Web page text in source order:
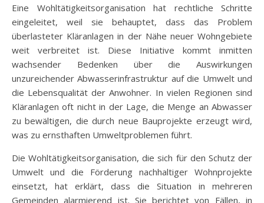
Eine Wohltätigkeitsorganisation hat rechtliche Schritte
eingeleitet, weil sie behauptet, dass das Problem
überlasteter Kläranlagen in der Nähe neuer Wohngebiete
weit verbreitet ist. Diese Initiative kommt inmitten
wachsender Bedenken über die Auswirkungen
unzureichender Abwasserinfrastruktur auf die Umwelt und
die Lebensqualität der Anwohner. In vielen Regionen sind
Kläranlagen oft nicht in der Lage, die Menge an Abwasser
zu bewältigen, die durch neue Bauprojekte erzeugt wird,
was zu ernsthaften Umweltproblemen führt.
Die Wohltätigkeitsorganisation, die sich für den Schutz der
Umwelt und die Förderung nachhaltiger Wohnprojekte
einsetzt, hat erklärt, dass die Situation in mehreren
Gemeinden alarmierend ist. Sie berichtet von Fällen, in